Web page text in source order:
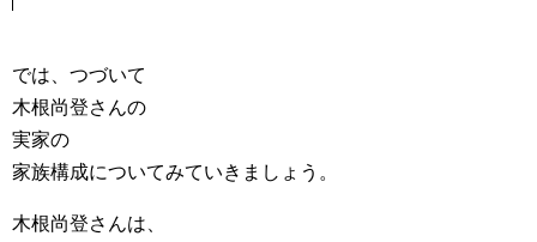
では、つづいて
木根尚登さんの
実家の
家族構成についてみていきましょう。
木根尚登さんは、